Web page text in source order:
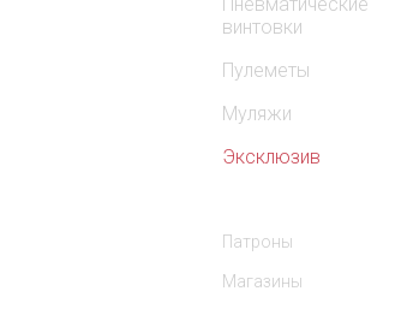
винтовки
Пулеметы
Муляжи
Эксклюзив
Патроны
Магазины